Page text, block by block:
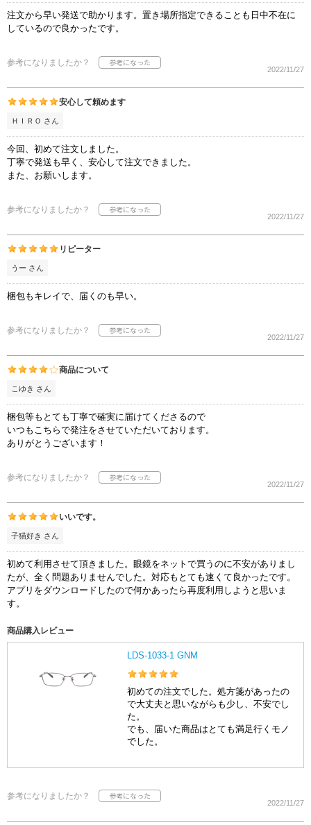
注文から早い発送で助かります。置き場所指定できることも日中不在に
しているので良かったです。
参考になりましたか？
2022/11/27
安心して頼めます
ＨＩＲＯ さん
今回、初めて注文しました。
丁寧で発送も早く、安心して注文できました。
また、お願いします。
参考になりましたか？
2022/11/27
リピーター
うー さん
梱包もキレイで、届くのも早い。
参考になりましたか？
2022/11/27
商品について
こゆき さん
梱包等もとても丁寧で確実に届けてくださるので
いつもこちらで発注をさせていただいております。
ありがとうございます！
参考になりましたか？
2022/11/27
いいです。
子猫好き さん
初めて利用させて頂きました。眼鏡をネットで買うのに不安がありまし
たが、全く問題ありませんでした。対応もとても速くて良かったです。
アプリをダウンロードしたので何かあったら再度利用しようと思いま
す。
商品購入レビュー
LDS-1033-1 GNM
初めての注文でした。処方箋があったの
で大丈夫と思いながらも少し、不安でし
た。
でも、届いた商品はとても満足行くモノ
でした。
参考になりましたか？
2022/11/27